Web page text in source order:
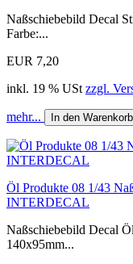
Naßschiebebild Decal
Farbe:...
EUR 7,20
inkl. 19 % USt zzgl.
mehr... In den Warenkorb
Öl Produkte 08 1/43
INTERDECAL
Naßschiebebild Decal
140x95mm...